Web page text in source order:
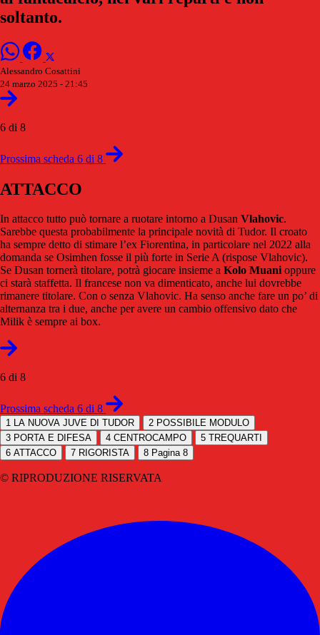
soltanto.
Alessandro Cosattini
24 marzo 2025 - 21:45
6 di 8
Prossima scheda 6 di 8
ATTACCO
In attacco tutto può tornare a ruotare intorno a Dusan Vlahovic.
Sarebbe questa probabilmente la principale novità di Tudor. Il croato
ha sempre detto di stimare l’ex Fiorentina, in particolare nel 2022 alla
domanda se Osimhen fosse il più forte in Serie A (rispose Vlahovic).
Se Dusan tornerà titolare, potrà giocare insieme a Kolo Muanioppure
ci starà staffetta. Il francese non va dimenticato, anche lui dovrebbe
rimanere titolare. Con o senza Vlahovic. Ha senso anche fare un po’ di
alternanza tra i due, anche per avere un cambio offensivo dato che
Milik è sempre ai box.
6 di 8
Prossima scheda 6 di 8
1 LA NUOVA JUVE DI TUDOR 2 POSSIBILE MODULO
3 PORTA E DIFESA 4 CENTROCAMPO 5 TREQUARTI
6 ATTACCO 7 RIGORISTA 8 Pagina 8
© RIPRODUZIONE RISERVATA